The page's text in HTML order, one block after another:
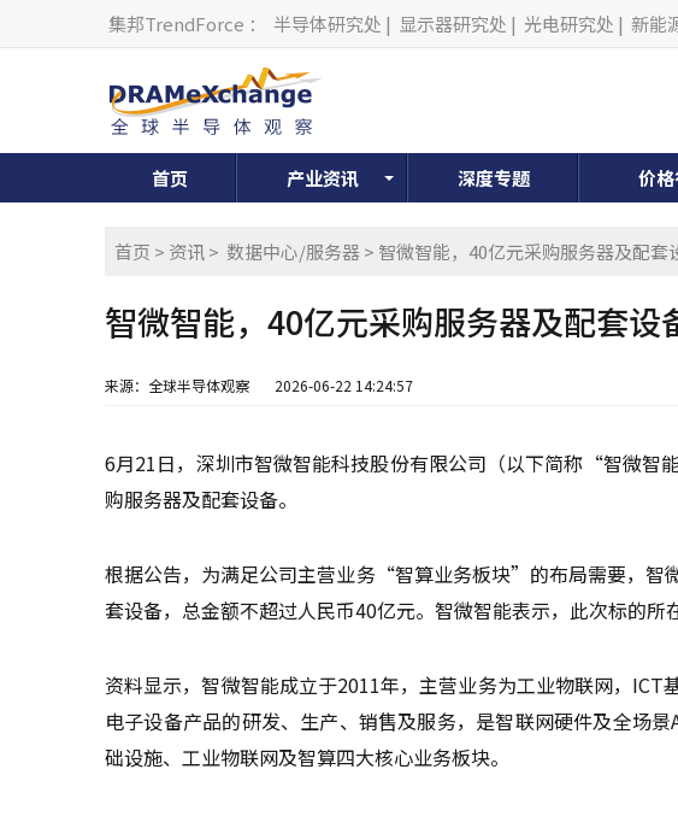
集邦TrendForce ： 半导体研究处 | 显示器研究处 | 光电研究处 | 新能
首页 产业资讯 深度专题 价
首页 > 资讯> 数据中心/服务器> 智微智能，40亿元采购服务器及配套
智微智能，40亿元采购服务器及配套设
来源：全球半导体观察 2026-06-22 14:24:57
6月21日，深圳市智微智能科技股份有限公司（以下简称“智微智
购服务器及配套设备。
根据公告，为满足公司主营业务“智算业务板块”的布局需要，智
套设备，总金额不超过人民币40亿元。智微智能表示，此次标的所
资料显示，智微智能成立于2011年，主营业务为工业物联网，ICT
电子设备产品的研发、生产、销售及服务，是智联网硬件及全场
础设施、工业物联网及智算四大核心业务板块。